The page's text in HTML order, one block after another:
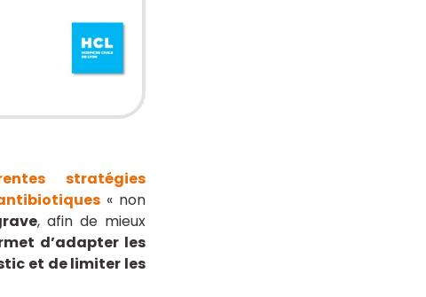
stratégies
« non
, afin de mieux
d’adapter les
et de limiter les